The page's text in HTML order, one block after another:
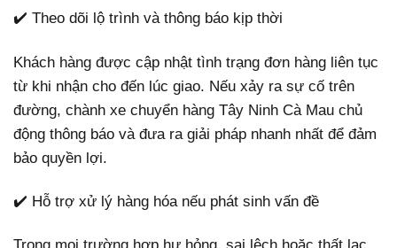
✔️ Theo dõi lộ trình và thông báo kịp thời
Khách hàng được cập nhật tình trạng đơn hàng liên tục
từ khi nhận cho đến lúc giao. Nếu xảy ra sự cố trên
đường, chành xe chuyển hàng Tây Ninh Cà Mau chủ
động thông báo và đưa ra giải pháp nhanh nhất để đảm
bảo quyền lợi.
✔️ Hỗ trợ xử lý hàng hóa nếu phát sinh vấn đề